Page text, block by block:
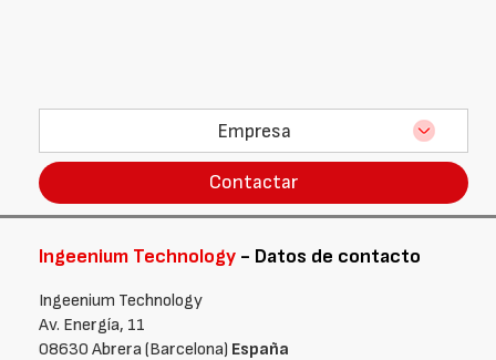
Empresa
Contactar
Ingeenium Technology - Datos de contacto
Ingeenium Technology
Av. Energía, 11
08630 Abrera (Barcelona) España